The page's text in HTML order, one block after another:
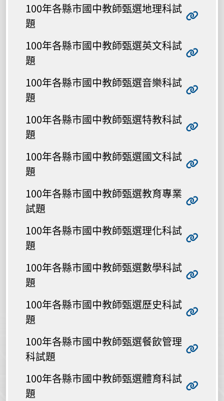
100年各縣市國中教師甄選地理科試
題
100年各縣市國中教師甄選英文科試
題
100年各縣市國中教師甄選音樂科試
題
100年各縣市國中教師甄選特教科試
題
100年各縣市國中教師甄選國文科試
題
100年各縣市國中教師甄選教育專業
試題
100年各縣市國中教師甄選理化科試
題
100年各縣市國中教師甄選數學科試
題
100年各縣市國中教師甄選歷史科試
題
100年各縣市國中教師甄選餐飲管理
科試題
100年各縣市國中教師甄選體育科試
題